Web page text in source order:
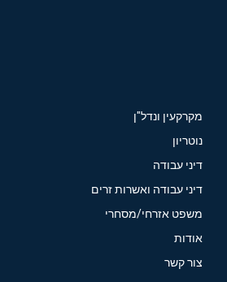
מקרקעין ונדל"ן
נוטריון
דיני עבודה
דיני עבודה ואשרות זרים
משפט אזרחי/מסחרי
אודות
צור קשר